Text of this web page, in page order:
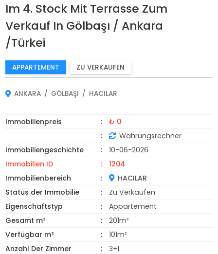
Im 4. Stock Mit Terrasse Zum
Verkauf In Gölbaşı / Ankara
/Türkei
APPARTEMENT ZU VERKAUFEN
ANKARA GÖLBAŞI HACILAR
Immobilienpreis
₺ 0
Währungsrechner
Immobiliengeschichte
10-06-2026
Immobilien ID
1204
Immobilienbereich
HACILAR
Status der Immobilie
Zu Verkaufen
Eigenschaftstyp
Appartement
Gesamt m²
201m²
Verfügbar m²
101m²
Anzahl Der Zimmer
3+1